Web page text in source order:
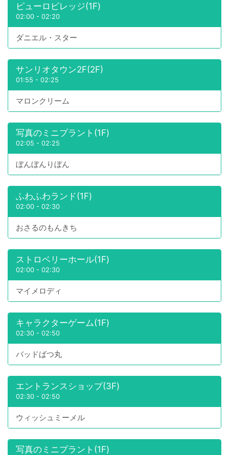
ピューロビレッジ(1F)
02:00 - 02:20
ダニエル・スター
サンリオタウン2F(2F)
01:55 - 02:25
マロンクリーム
写真のミニプラント(1F)
02:05 - 02:25
ぼんぼんりぼん
ふわふわランド(1F)
02:00 - 02:30
おさるのもんきち
ストロベリーホール(1F)
02:00 - 02:30
マイメロディ
キャラクターゲーム(1F)
02:30 - 02:50
バッドばつ丸
エントランスショップ(3F)
02:30 - 02:50
ウィッシュミーメル
写真のミニプラント(1F)